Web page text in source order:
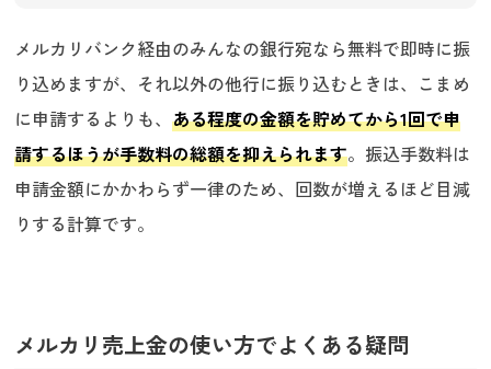
メルカリバンク経由のみんなの銀行宛なら無料で即時に振
り込めますが、それ以外の他行に振り込むときは、こまめ
に申請するよりも、ある程度の金額を貯めてから1回で申
請するほうが手数料の総額を抑えられます。振込手数料は
申請金額にかかわらず一律のため、回数が増えるほど目減
りする計算です。
メルカリ売上金の使い方でよくある疑問